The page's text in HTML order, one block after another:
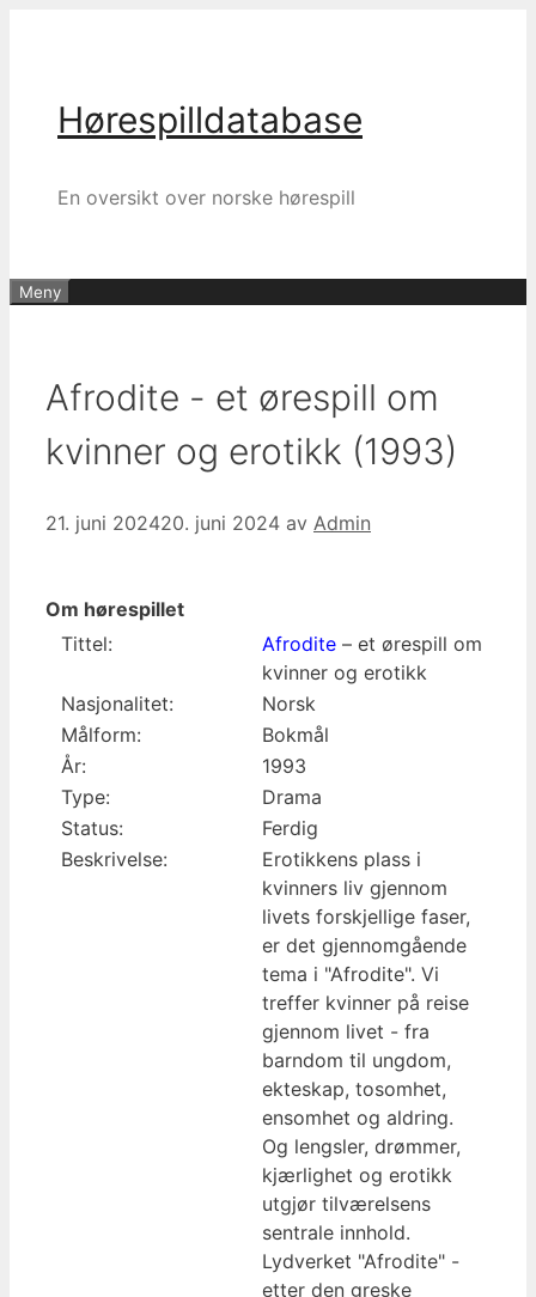
Hørespilldatabase
En oversikt over norske hørespill
Meny
Afrodite - et ørespill om
kvinner og erotikk (1993)
21. juni 202420. juni 2024 av Admin
Om hørespillet
Tittel:
Afrodite – et ørespill om
kvinner og erotikk
Nasjonalitet:
Norsk
Målform:
Bokmål
År:
1993
Type:
Drama
Status:
Ferdig
Beskrivelse:
Erotikkens plass i
kvinners liv gjennom
livets forskjellige faser,
er det gjennomgående
tema i "Afrodite". Vi
treffer kvinner på reise
gjennom livet - fra
barndom til ungdom,
ekteskap, tosomhet,
ensomhet og aldring.
Og lengsler, drømmer,
kjærlighet og erotikk
utgjør tilværelsens
sentrale innhold.
Lydverket "Afrodite" -
etter den greske